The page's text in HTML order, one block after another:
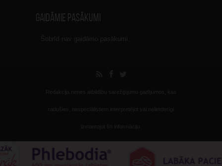
Gaidāmie pasākumi
Šobrīd nav gaidāmo pasākumi.
Redakcija nenes atbildību sarežģījumu gadījumos, kas